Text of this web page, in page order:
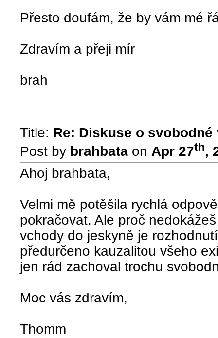
Přesto doufám, že by vám mé
Zdravím a přeji mír
brah
Title: Re: Diskuse o svobodné
Post by brahbataon Apr 27th,
Ahoj brahbata,
Velmi mě potěšila rychlá
pokračovat. Ale proč
vchody do jeskyně je
předurčeno kauzalitou všeho
jen rád zachoval trochu
Moc vás zdravím,
Thomm